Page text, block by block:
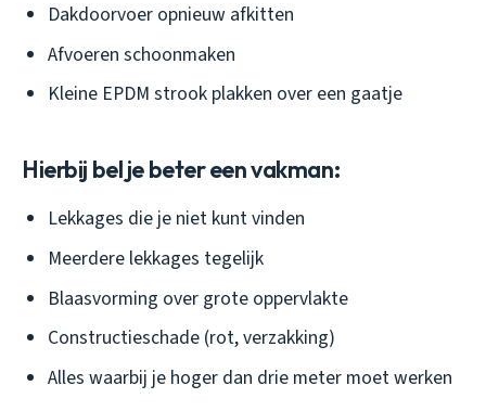
Dakdoorvoer opnieuw afkitten
Afvoeren schoonmaken
Kleine EPDM strook plakken over een gaatje
Hierbij bel je beter een vakman:
Lekkages die je niet kunt vinden
Meerdere lekkages tegelijk
Blaasvorming over grote oppervlakte
Constructieschade (rot, verzakking)
Alles waarbij je hoger dan drie meter moet werken